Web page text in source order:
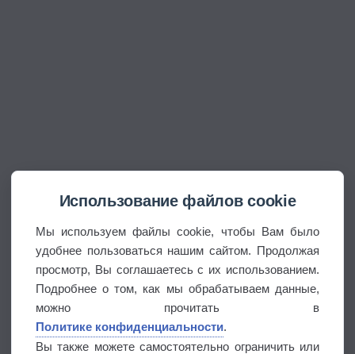
Использование файлов cookie
Мы используем файлы cookie, чтобы Вам было
удобнее пользоваться нашим сайтом. Продолжая
просмотр, Вы соглашаетесь с их использованием.
Подробнее о том, как мы обрабатываем данные,
можно прочитать в
Политике конфиденциальности.
Вы также можете самостоятельно ограничить или